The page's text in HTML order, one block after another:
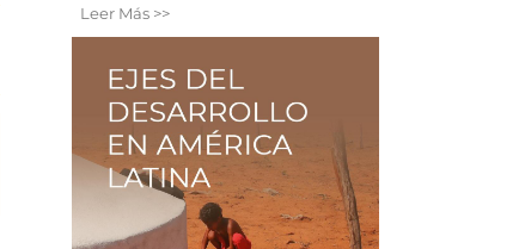
Leer Más >>